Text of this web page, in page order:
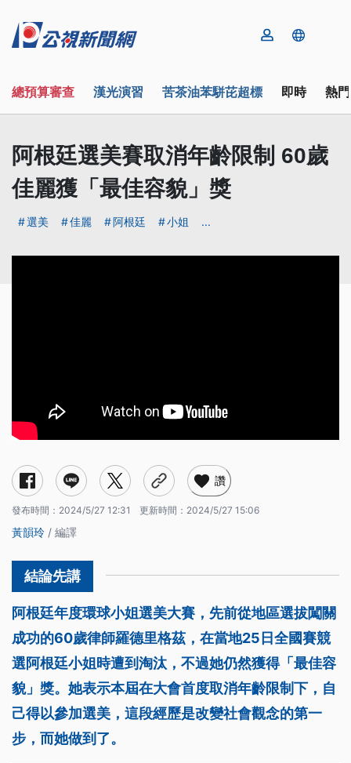
總預算審查 漢光演習 苦茶油苯駢芘超標 即時 熱
阿根廷選美賽取消年齡限制 60歲
佳麗獲「最佳容貌」獎
選美 佳麗 阿根廷 小姐 ...
讚
發布時間： 2024/5/27 12:31 更新時間： 2024/5/27 15:06
黃韻玲 / 編譯
阿根廷年度環球小姐選美大賽，先前從地區選拔闖關
成功的60歲律師羅德里格茲，在當地25日全國賽競
選阿根廷小姐時遭到淘汰，不過她仍然獲得「最佳容
貌」獎。她表示本屆在大會首度取消年齡限制下，自
己得以參加選美，這段經歷是改變社會觀念的第一
步，而她做到了。